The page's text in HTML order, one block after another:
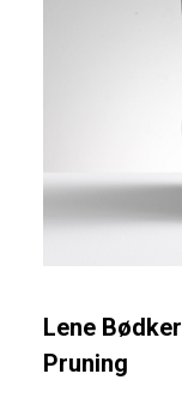
Lene Bødker
Pruning